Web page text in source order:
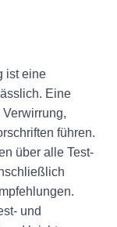
ist eine
Eine
führen.
über alle Test-
und